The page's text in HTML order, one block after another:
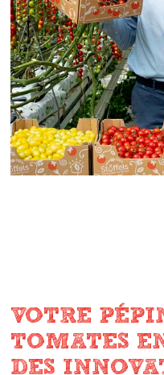
VOTRE
TOMATES
DES